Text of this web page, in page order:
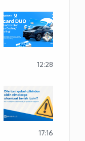
12:28
17:16